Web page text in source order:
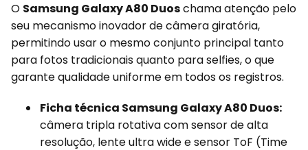
O Samsung Galaxy A80 Duoschama atenção pelo
seu mecanismo inovador de câmera giratória,
permitindo usar o mesmo conjunto principal tanto
para fotos tradicionais quanto para selfies, o que
garante qualidade uniforme em todos os registros.
Ficha técnica Samsung Galaxy A80 Duos:
câmera tripla rotativa com sensor de alta
resolução, lente ultra wide e sensor ToF (Time